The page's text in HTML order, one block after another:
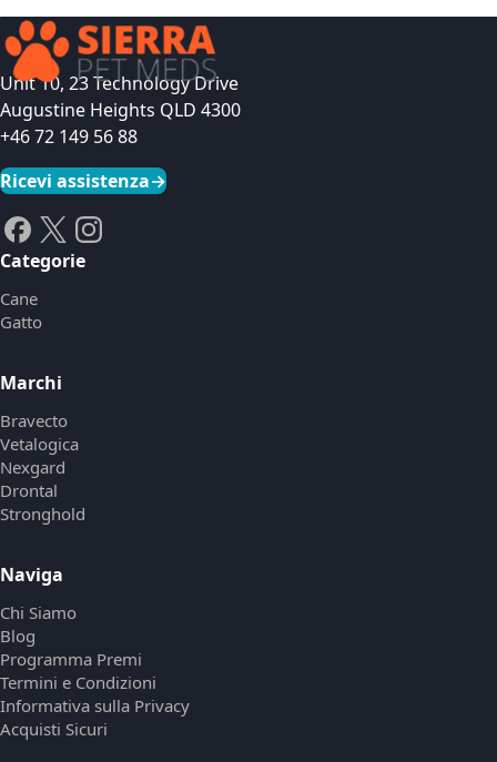
Unit 10, 23 Technology Drive
Augustine Heights QLD 4300
+46 72 149 56 88
Ricevi assistenza→
Categorie
Cane
Gatto
Marchi
Bravecto
Vetalogica
Nexgard
Drontal
Stronghold
Naviga
Chi Siamo
Blog
Programma Premi
Termini e Condizioni
Informativa sulla Privacy
Acquisti Sicuri